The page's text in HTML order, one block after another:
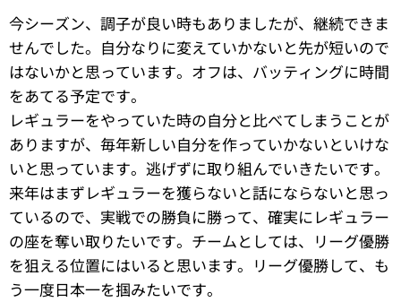
今シーズン、調子が良い時もありましたが、継続できま
せんでした。自分なりに変えていかないと先が短いので
はないかと思っています。オフは、バッティングに時間
をあてる予定です。
レギュラーをやっていた時の自分と比べてしまうことが
ありますが、毎年新しい自分を作っていかないといけな
いと思っています。逃げずに取り組んでいきたいです。
来年はまずレギュラーを獲らないと話にならないと思っ
ているので、実戦での勝負に勝って、確実にレギュラー
の座を奪い取りたいです。チームとしては、リーグ優勝
を狙える位置にはいると思います。リーグ優勝して、も
う一度日本一を掴みたいです。